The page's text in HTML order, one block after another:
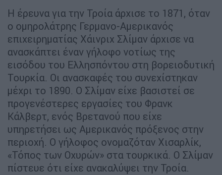
Η έρευνα για την Τροία άρχισε το 1871, όταν
ο ομηρολάτρης Γερμανο-Αμερικανός
επιχειρηματίας Χάινριχ Σλίμαν άρχισε να
ανασκάπτει έναν γήλοφο νοτίως της
εισόδου του Ελλησπόντου στη βορειοδυτική
Τουρκία. Οι ανασκαφές του συνεχίστηκαν
μέχρι το 1890. Ο Σλίμαν είχε βασιστεί σε
προγενέστερες εργασίες του Φρανκ
Κάλβερτ, ενός Βρετανού που είχε
υπηρετήσει ως Αμερικανός πρόξενος στην
περιοχή. Ο γήλοφος ονομαζόταν Χισαρλίκ,
«Τόπος των Οχυρών» στα τουρκικά. Ο Σλίμαν
πίστευε ότι είχε ανακαλύψει την Τροία.